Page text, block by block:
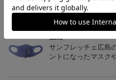
を応援しよう！
サンフレッチェ広島
ントになったマスク